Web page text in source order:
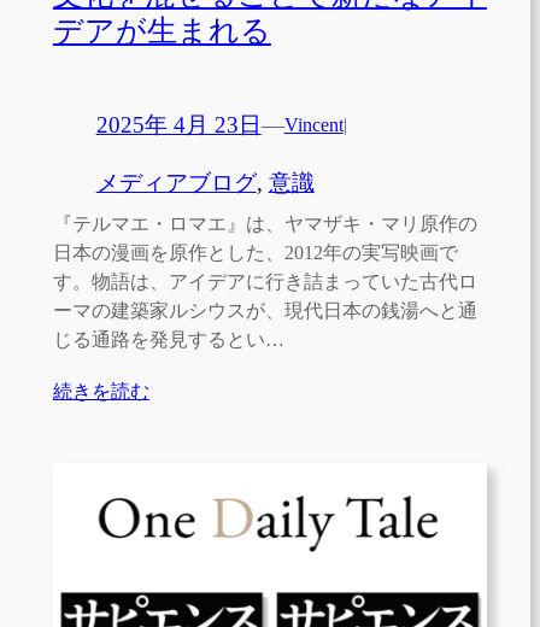
デアが生まれる
2025年 4月 23日—Vincent|
メディアブログ, 意識
『テルマエ・ロマエ』は、ヤマザキ・マリ原作の
日本の漫画を原作とした、2012年の実写映画で
す。物語は、アイデアに行き詰まっていた古代ロ
ーマの建築家ルシウスが、現代日本の銭湯へと通
じる通路を発見するとい…
続きを読む